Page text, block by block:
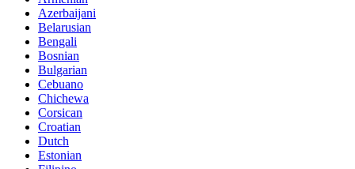
Azerbaijani
Belarusian
Bengali
Bosnian
Bulgarian
Cebuano
Chichewa
Corsican
Croatian
Dutch
Estonian